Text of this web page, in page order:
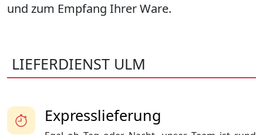
und zum Empfang Ihrer Ware.
LIEFERDIENST ULM
Expresslieferung